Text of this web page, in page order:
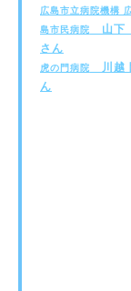
広島市立病院機構
島市民病院
山下
さん
虎の門病院
川越
ん